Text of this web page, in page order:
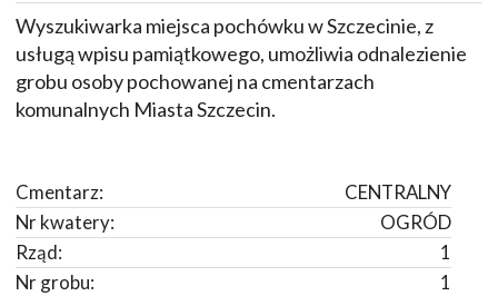
Wyszukiwarka miejsca pochówku w Szczecinie, z
usługą wpisu pamiątkowego, umożliwia odnalezienie
grobu osoby pochowanej na cmentarzach
komunalnych Miasta Szczecin.
CENTRALNY
Cmentarz:
OGRÓD
Nr kwatery:
1
Rząd:
1
Nr grobu: